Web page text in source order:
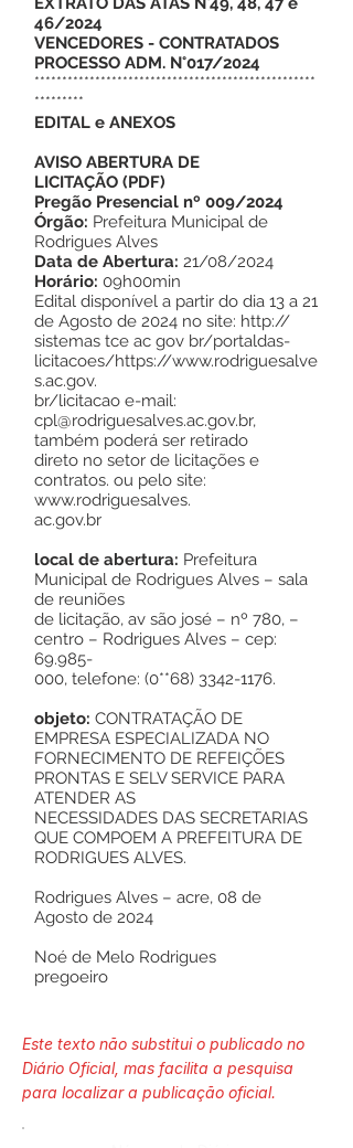
46/2024
VENCEDORES - CONTRATADOS
PROCESSO ADM. N°017/2024
***************************************************
*********
EDITAL e ANEXOS
AVISO ABERTURA DE
LICITAÇÃO (PDF)
Pregão Presencial nº 009/2024
Órgão: Prefeitura Municipal de
Rodrigues Alves
Data de Abertura: 21/08/2024
Horário: 09h00min
Edital disponível a partir do dia 13 a 21
de Agosto de 2024 no site: http://
sistemas tce ac gov br/portaldas-
licitacoes/https://www.rodriguesalve
s.ac.gov.
br/licitacao e-mail:
cpl@rodriguesalves.ac.gov.br,
também poderá ser retirado
direto no setor de licitações e
contratos. ou pelo site:
www.rodriguesalves.
ac.gov.br
local de abertura: Prefeitura
Municipal de Rodrigues Alves – sala
de reuniões
de licitação, av são josé – nº 780, –
centro – Rodrigues Alves – cep:
69.985-
000, telefone: (0**68) 3342-1176.
objeto: CONTRATAÇÃO DE
EMPRESA ESPECIALIZADA NO
FORNECIMENTO DE REFEIÇÕES
PRONTAS E SELV SERVICE PARA
ATENDER AS
NECESSIDADES DAS SECRETARIAS
QUE COMPOEM A PREFEITURA DE
RODRIGUES ALVES.
Rodrigues Alves – acre, 08 de
Agosto de 2024
Noé de Melo Rodrigues
pregoeiro
Este texto não substitui o publicado no
Diário Oficial, mas facilita a pesquisa
para localizar a publicação oficial.